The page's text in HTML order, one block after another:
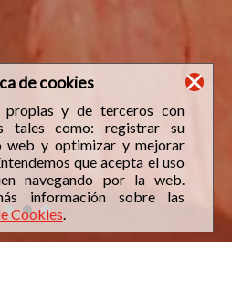
de cookies
propias y de terceros con
tales como: registrar su
web y optimizar y mejorar
que acepta el uso
navegando por la web.
información sobre las
Cookies.